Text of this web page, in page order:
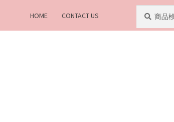
HOME CONTACT US
対